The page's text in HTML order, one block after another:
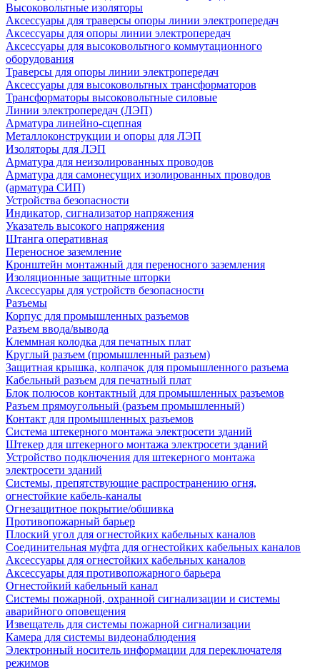
Высоковольтные изоляторы
Аксессуары для траверсы опоры линии электропередач
Аксессуары для опоры линии электропередач
Аксессуары для высоковольтного коммутационного
оборудования
Траверсы для опоры линии электропередач
Аксессуары для высоковольтных трансформаторов
Трансформаторы высоковольтные силовые
Линии электропередач (ЛЭП)
Арматура линейно-сцепная
Металлоконструкции и опоры для ЛЭП
Изоляторы для ЛЭП
Арматура для неизолированных проводов
Арматура для самонесущих изолированных проводов
(арматура СИП)
Устройства безопасности
Индикатор, сигнализатор напряжения
Указатель высокого напряжения
Штанга оперативная
Переносное заземление
Кронштейн монтажный для переносного заземления
Изоляционные защитные шторки
Аксессуары для устройств безопасности
Разъемы
Корпус для промышленных разъемов
Разъем ввода/вывода
Клеммная колодка для печатных плат
Круглый разъем (промышленный разъем)
Защитная крышка, колпачок для промышленного разъема
Кабельный разъем для печатный плат
Блок полюсов контактный для промышленных разъемов
Разъем прямоугольный (разъем промышленный)
Контакт для промышленных разъемов
Система штекерного монтажа электросети зданий
Штекер для штекерного монтажа электросети зданий
Устройство подключения для штекерного монтажа
электросети зданий
Системы, препятствующие распространению огня,
огнестойкие кабель-каналы
Огнезащитное покрытие/обшивка
Противопожарный барьер
Плоский угол для огнестойких кабельных каналов
Соединительная муфта для огнестойких кабельных каналов
Аксессуары для огнестойких кабельных каналов
Аксессуары для противопожарного барьера
Огнестойкий кабельный канал
Системы пожарной, охранной сигнализации и системы
аварийного оповещения
Извещатель для системы пожарной сигнализации
Камера для системы видеонаблюдения
Электронный носитель информации для переключателя
режимов